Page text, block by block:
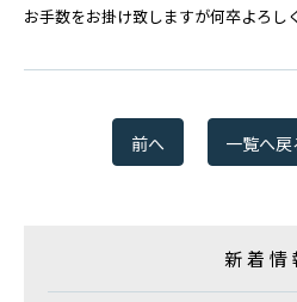
お手数をお掛け致しますが何卒よろし
前へ 一覧へ戻
新着情